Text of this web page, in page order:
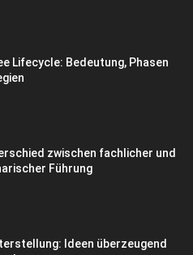
Lifecycle: Bedeutung, Phasen
zwischen fachlicher und
Führung
Ideen überzeugend